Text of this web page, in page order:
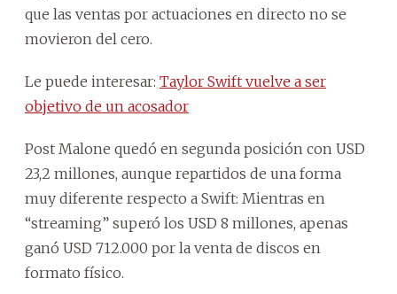
que las ventas por actuaciones en directo no se
movieron del cero.
Le puede interesar: Taylor Swift vuelve a ser
objetivo de un acosador
Post Malone quedó en segunda posición con USD
23,2 millones, aunque repartidos de una forma
muy diferente respecto a Swift: Mientras en
“streaming” superó los USD 8 millones, apenas
ganó USD 712.000 por la venta de discos en
formato físico.